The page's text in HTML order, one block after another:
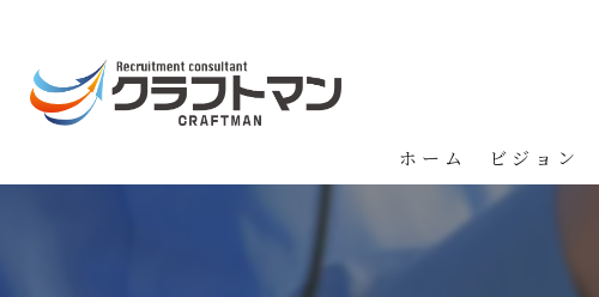
ホーム ビジョン